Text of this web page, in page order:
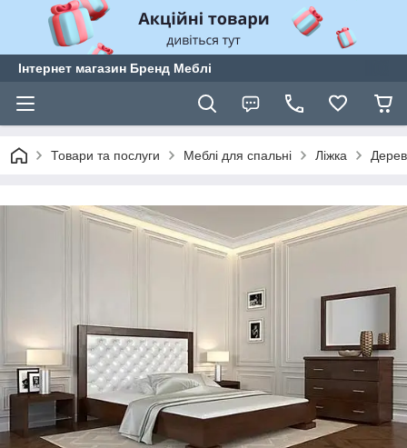
Інтернет магазин Бренд Меблі
Товари та послуги Меблі для спальні Ліжка